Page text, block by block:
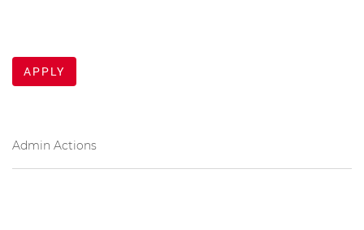
APPLY
Admin Actions